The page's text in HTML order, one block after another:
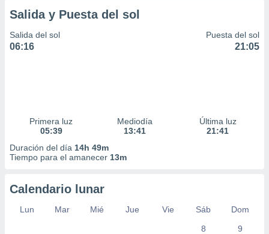
Salida y Puesta del sol
Salida del sol
06:16
Puesta del sol
21:05
Primera luz
05:39
Mediodía
13:41
Última luz
21:41
Duración del día 14h 49m
Tiempo para el amanecer 13m
Calendario lunar
Lun Mar Mié Jue Vie Sáb
Dom
8
9